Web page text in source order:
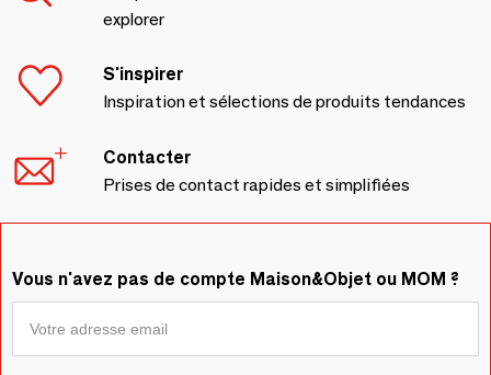
explorer
S'inspirer
Inspiration et sélections de produits tendances
Contacter
Prises de contact rapides et simplifiées
Vous n'avez pas de compte Maison&Objet ou MOM ?